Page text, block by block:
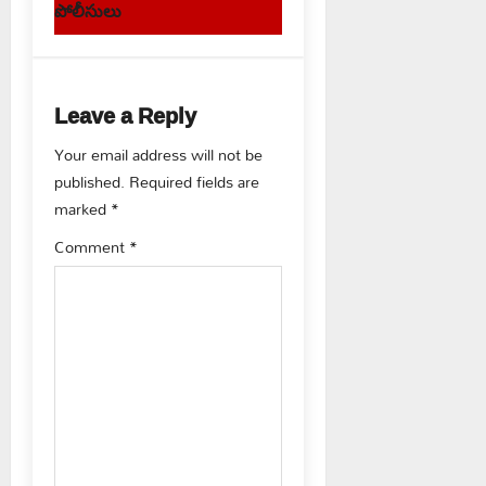
n
v
i
g
a
పోలీసులు
Leave a Reply
Your email address will not be
published. Required fields are
marked*
Comment*